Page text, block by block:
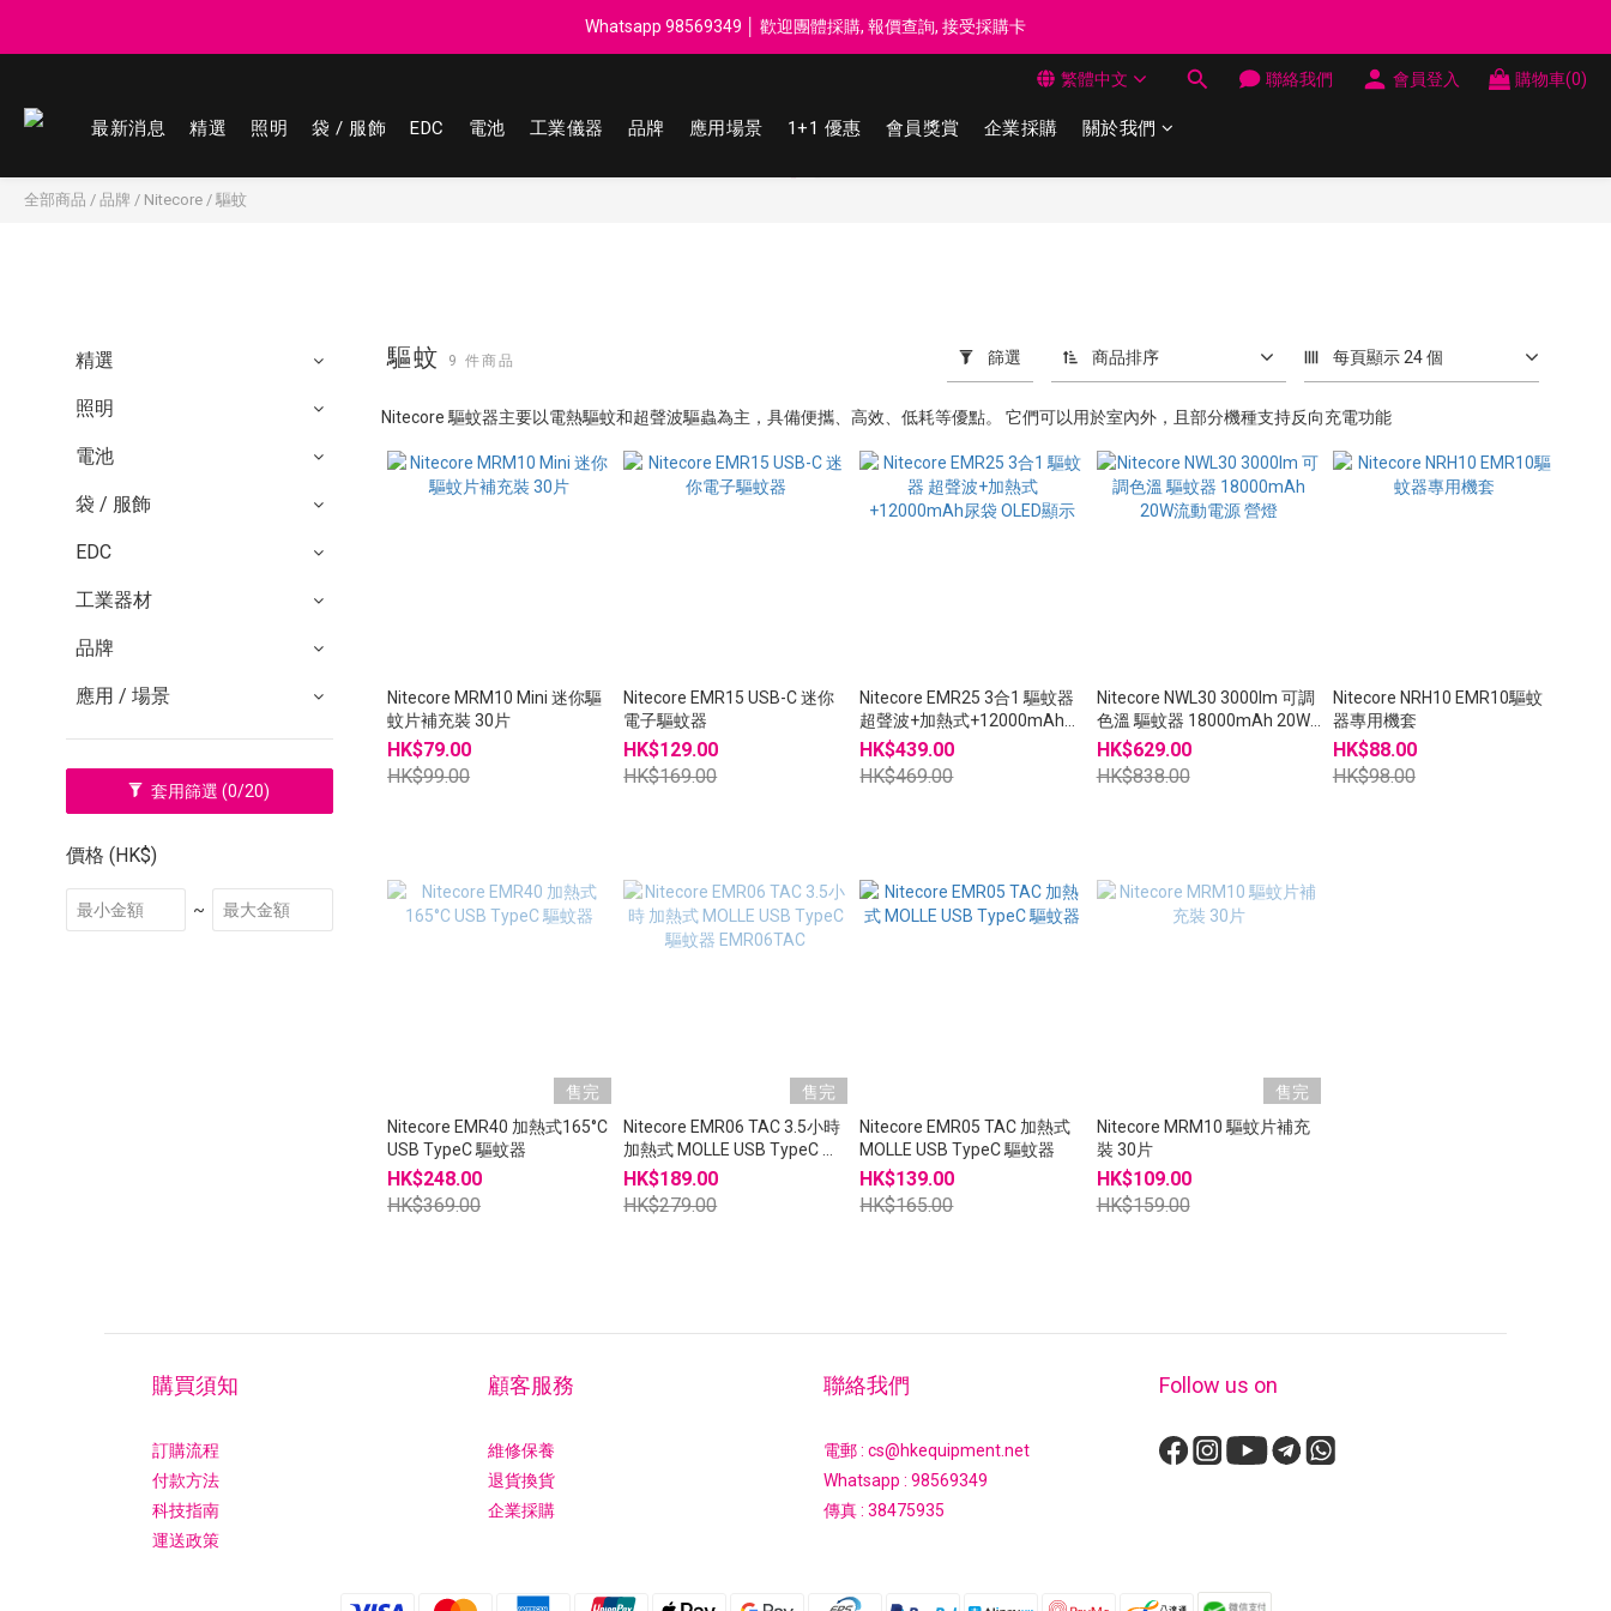
登記會員享每$50回贈$1 │ 滿HK$899 送 N-rit Campack Towel 吸汗毛巾 韓國制 送完即止
Whatsapp 98569349 │ 歡迎團體採購, 報價查詢, 接受採購卡
登記會員享每$50回贈$1 │ 滿HK$899 送 N-rit Campack Towel 吸汗毛巾 韓國制 送完即止
繁體中文 聯絡我們 會員登入 購物車(0)
最新消息 精選 照明 袋 / 服飾 EDC 電池 工業儀器 品牌 應用場景 1+1 優惠 會員獎賞 企業採購 關於我們
全部商品 / 品牌 / Nitecore / 驅蚊
精選
照明
電池
袋 / 服飾
EDC
工業器材
品牌
應用 / 場景
套用篩選(0/20)
價格 (HK$)
~
驅蚊 9 件商品 篩選 商品排序 每頁顯示 24 個
Nitecore 驅蚊器主要以電熱驅蚊和超聲波驅蟲為主，具備便攜、高效、低耗等優點。 它們可以用於室內外，且部分機種支持反向充電功能
Nitecore MRM10 Mini 迷你驅
蚊片補充裝 30片
HK$79.00
HK$99.00
Nitecore EMR15 USB-C 迷你
電子驅蚊器
HK$129.00
HK$169.00
Nitecore EMR25 3合1 驅蚊器
超聲波+加熱式+12000mAh尿
袋 OLED顯示
HK$439.00
HK$469.00
Nitecore NWL30 3000lm 可調
色溫 驅蚊器 18000mAh 20W
流動電源 營燈
HK$629.00
HK$838.00
Nitecore NRH10 EMR10驅蚊
器專用機套
HK$88.00
HK$98.00
售完
Nitecore EMR40 加熱式165°C
USB TypeC 驅蚊器
HK$248.00
HK$369.00
售完
Nitecore EMR06 TAC 3.5小時
加熱式 MOLLE USB TypeC 驅
蚊器 EMR06TAC
HK$189.00
HK$279.00
Nitecore EMR05 TAC 加熱式
MOLLE USB TypeC 驅蚊器
HK$139.00
HK$165.00
售完
Nitecore MRM10 驅蚊片補充
裝 30片
HK$109.00
HK$159.00
購買須知
訂購流程
付款方法
科技指南
運送政策
顧客服務
維修保養
退貨換貨
企業採購
聯絡我們
電郵 : cs@hkequipment.net
Whatsapp : 98569349
傳真 : 38475935
Follow us on